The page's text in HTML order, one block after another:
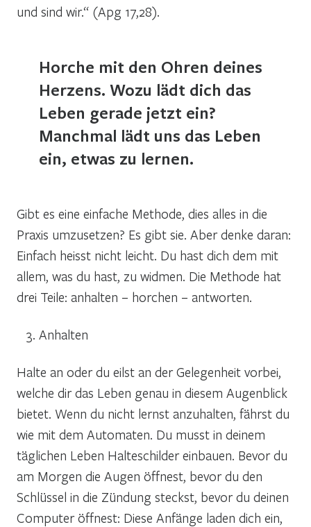
und sind wir.“ (Apg 17,28).
Horche mit den Ohren deines
Herzens. Wozu lädt dich das
Leben gerade jetzt ein?
Manchmal lädt uns das Leben
ein, etwas zu lernen.
Gibt es eine einfache Methode, dies alles in die
Praxis umzusetzen? Es gibt sie. Aber denke daran:
Einfach heisst nicht leicht. Du hast dich dem mit
allem, was du hast, zu widmen. Die Methode hat
drei Teile: anhalten – horchen – antworten.
Anhalten
Halte an oder du eilst an der Gelegenheit vorbei,
welche dir das Leben genau in diesem Augenblick
bietet. Wenn du nicht lernst anzuhalten, fährst du
wie mit dem Automaten. Du musst in deinem
täglichen Leben Halteschilder einbauen. Bevor du
am Morgen die Augen öffnest, bevor du den
Schlüssel in die Zündung steckst, bevor du deinen
Computer öffnest: Diese Anfänge laden dich ein,